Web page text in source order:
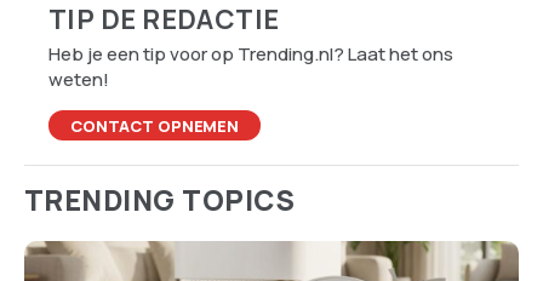
TIP DE REDACTIE
Heb je een tip voor op Trending.nl? Laat het ons
weten!
CONTACT OPNEMEN
TRENDING TOPICS